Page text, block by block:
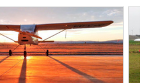
Vitoria Zaragoza